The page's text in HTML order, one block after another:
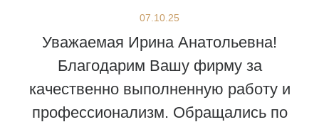
07.10.25
Уважаемая Ирина Анатольевна!
Благодарим Вашу фирму за
качественно выполненную работу и
профессионализм. Обращались по